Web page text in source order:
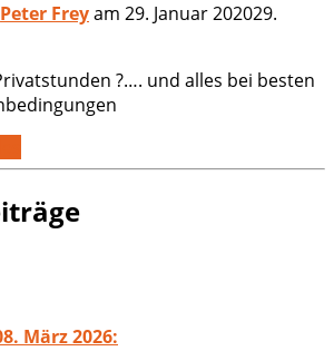
Peter Freyam 29. Januar 202029.
?…. und alles bei besten
März 2026: